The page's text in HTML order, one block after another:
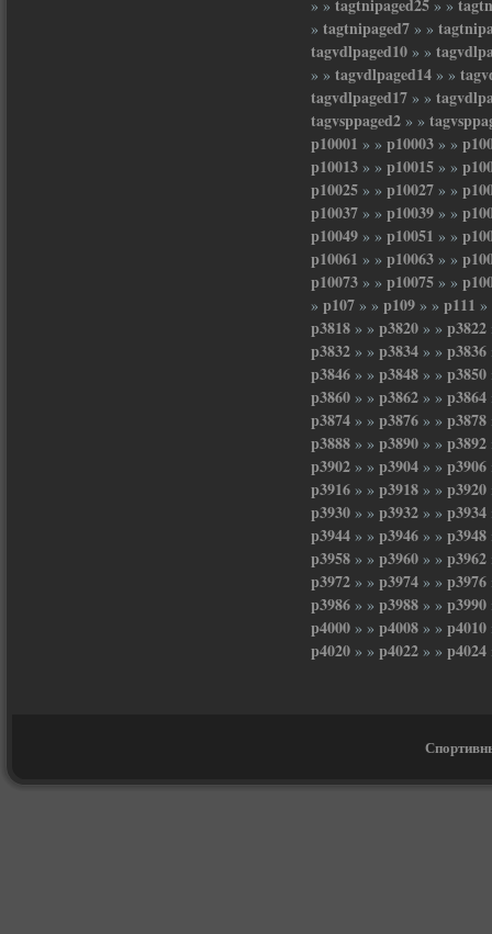
» » tagtnipaged25 » »
» tagtnipaged7 » »
tagvdlpaged10 » »
» » tagvdlpaged14 » »
tagvdlpaged17 » »
tagvsppaged2 » »
p10001 » » p10003 » »
p10013 » » p10015 » »
p10025 » » p10027 » »
p10037 » » p10039 » »
p10049 » » p10051 » »
p10061 » » p10063 » »
p10073 » » p10075 » »
» p107 » » p109 » » p111
p3818 » » p3820 » » p3822
p3832 » » p3834 » » p3836
p3846 » » p3848 » » p3850
p3860 » » p3862 » » p3864
p3874 » » p3876 » » p3878
p3888 » » p3890 » » p3892
p3902 » » p3904 » » p3906
p3916 » » p3918 » » p3920
p3930 » » p3932 » » p3934
p3944 » » p3946 » » p3948
p3958 » » p3960 » » p3962
p3972 » » p3974 » » p3976
p3986 » » p3988 » » p3990
p4000 » » p4008 » » p4010
p4020 » » p4022 » » p4024